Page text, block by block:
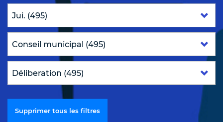
Supprimer tous les filtres